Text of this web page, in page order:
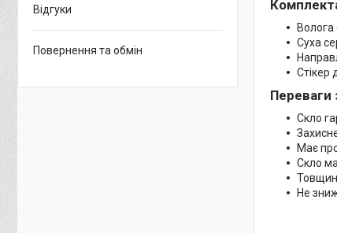
Волога
Суха
Стікер
Переваги
Скло
Має
Скло
Не
Відгуки
Повернення та обмін